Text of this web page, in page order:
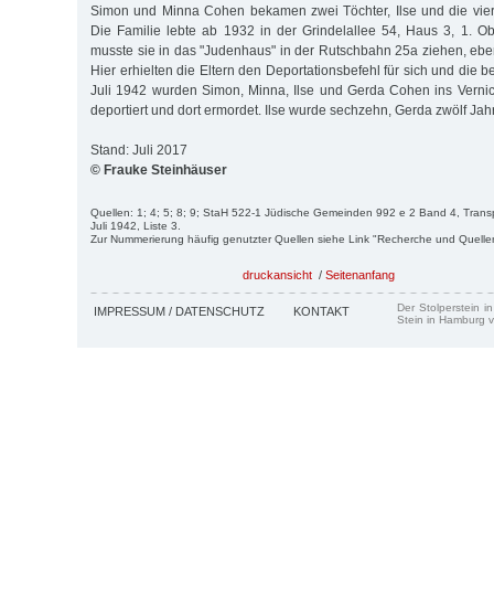
Simon und Minna Cohen bekamen zwei Töchter, Ilse und die
Die Familie lebte ab 1932 in der Grindelallee 54, Haus 3, 1.
musste sie in das "Judenhaus" in der Rutschbahn 25a ziehen,
Hier erhielten die Eltern den Deportationsbefehl für sich und die
Juli 1942 wurden Simon, Minna, Ilse und Gerda Cohen ins
deportiert und dort ermordet. Ilse wurde sechzehn, Gerda zwölf
Stand: Juli 2017
© Frauke Steinhäuser
Quellen: 1; 4; 5; 8; 9; StaH 522-1 Jüdische Gemeinden 992 e 2 Band 4,
Juli 1942, Liste 3.
Zur Nummerierung häufig genutzter Quellen siehe Link "Recherche und
druckansicht / Seitenanfang
IMPRESSUM / DATENSCHUTZ KONTAKT
Der Stolperstein
Stein in Hamburg